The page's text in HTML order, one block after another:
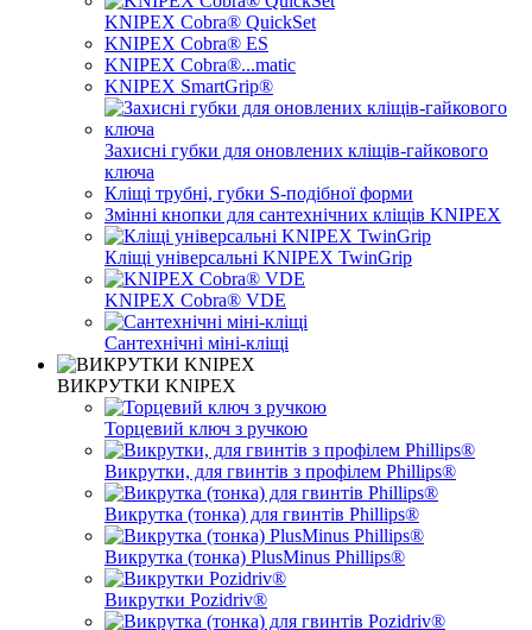
KNIPEX Cobra® QuickSet
KNIPEX Cobra® ES
KNIPEX Cobra®...matic
KNIPEX SmartGrip®
Захисні губки для оновлених кліщів-гайкового
ключа
Кліщі трубні, губки S-подібної форми
Змінні кнопки для сантехнічних кліщів KNIPEX
Кліщі універсальні KNIPEX TwinGrip
KNIPEX Cobra® VDE
Сантехнічні міні-кліщі
ВИКРУТКИ KNIPEX
Торцевий ключ з ручкою
Викрутки, для гвинтів з профілем Phillips®
Викрутка (тонка) для гвинтів Phillips®
Викрутка (тонка) PlusMinus Phillips®
Викрутки Pozidriv®